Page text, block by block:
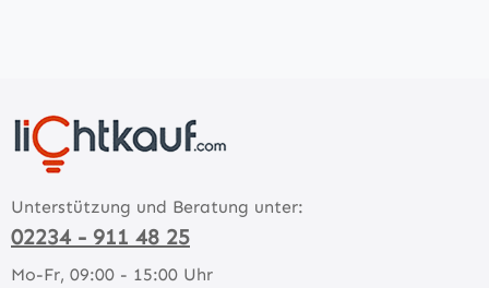
Unterstützung und Beratung unter:
02234 - 911 48 25
Mo-Fr, 09:00 - 15:00 Uhr